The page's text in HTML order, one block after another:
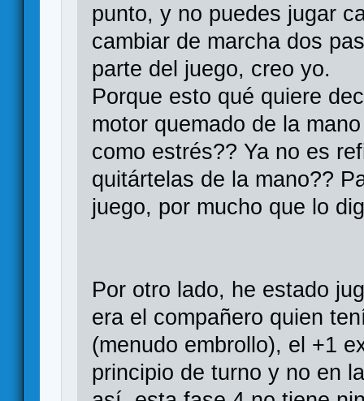
punto, y no puedes jugar
cambiar de marcha dos
parte del juego, creo yo.
Porque esto qué quiere
motor quemado de la
como estrés?? Ya no es
quitártelas de la mano??
juego, por mucho que lo
Por otro lado, he estado
era el compañero quien
(menudo embrollo), el +1
principio de turno y no en